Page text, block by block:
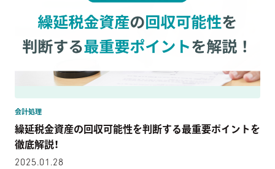
会計処理
繰延税金資産の回収可能性を判断する最重要ポイントを
徹底解説！
2025.01.28